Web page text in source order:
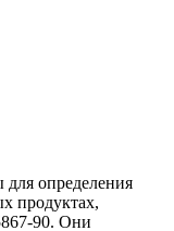
для определения
продуктах,
90. Они